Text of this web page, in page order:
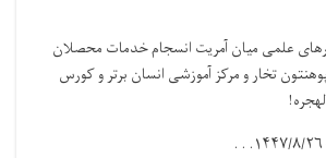
علمی میان آمریت انسجام خدمات محصلان
تخار و مرکز آموزشی انسان برتر و کورس